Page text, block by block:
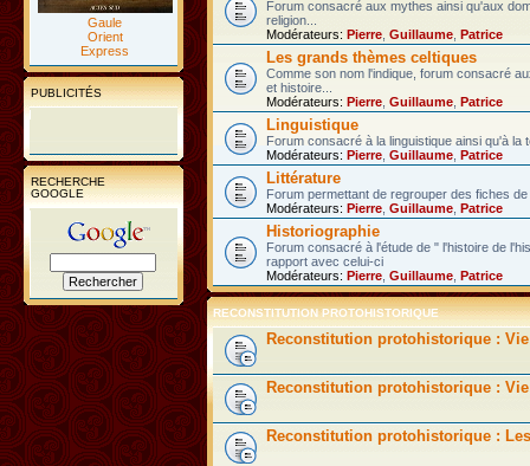
Gaule
Orient
Express
PUBLICITÉS
RECHERCHE
GOOGLE
Forum consacré aux mythes ainsi qu'aux
religion...
Modérateurs: Pierre Guillaume Patrice
Les grands thèmes celtiques
Comme son nom l'indique, forum consacré
et histoire...
Modérateurs: Pierre Guillaume Patrice
Linguistique
Forum consacré à la linguistique ainsi qu'à la
Modérateurs: Pierre Guillaume Patrice
Littérature
Forum permettant de regrouper des fiches
Modérateurs: Pierre Guillaume Patrice
Historiographie
Forum consacré à l'étude de " l'histoire de
rapport avec celui-ci
Modérateurs: Pierre Guillaume Patrice
RECONSTITUTION PROTOHISTORIQUE
Reconstitution protohistorique :
Reconstitution protohistorique :
Reconstitution protohistorique :